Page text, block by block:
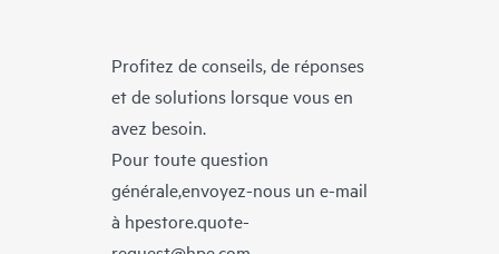
Profitez de conseils, de réponses
et de solutions lorsque vous en
avez besoin.
Pour toute question
générale,envoyez-nous un e-mail
à hpestore.quote-